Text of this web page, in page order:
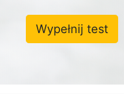
Wypełnij test